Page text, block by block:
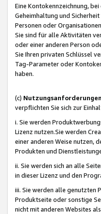
Eine Kontokennzeichnung,
Geheimhaltung und
Personen oder
Sie sind für alle Aktivitäten
oder einer anderen Person
Sie Ihren privaten Schlüssel
Tag-Parameter oder
haben.
(c) Nutzungsanforderungen
verpflichten Sie sich zur
i. Sie werden
Lizenz nutzen.Sie werden
einer anderen Weise nutzen,
Produkten und
ii. Sie werden sich an alle
in dieser Lizenz und den
iii. Sie werden alle genutzten
Produktseite oder sonstige
nicht mit anderen Websites